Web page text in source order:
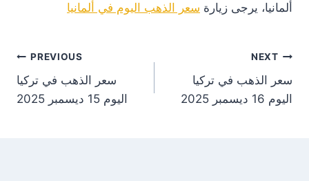
ألمانيا، يرجى زيارة سعر الذهب اليوم في ألمانيا
PREVIOUS
سعر الذهب في تركيا
اليوم 15 ديسمبر 2025
NEXT
سعر الذهب في تركيا
اليوم 16 ديسمبر 2025